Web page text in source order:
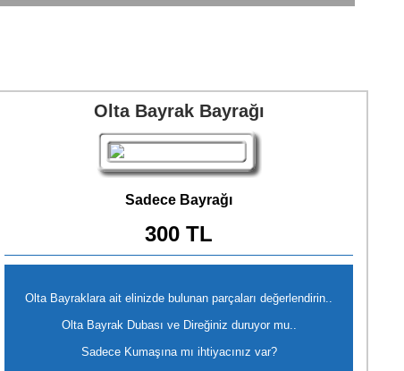
Olta Bayrak Bayrağı
Sadece Bayrağı
300 TL
Olta Bayraklara ait elinizde bulunan parçaları değerlendirin..
Olta Bayrak Dubası ve Direğiniz duruyor mu..
Sadece Kumaşına mı ihtiyacınız var?